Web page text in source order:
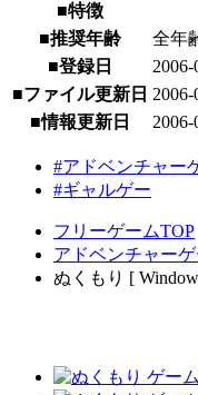
■特徴
■推奨年齢
全年
■登録日
2006-
■ファイル更新日 2006-
■情報更新日
2006-
#アドベンチャー
#ギャルゲー
フリーゲームTOP
アドベンチャーゲ
ぬくもり [